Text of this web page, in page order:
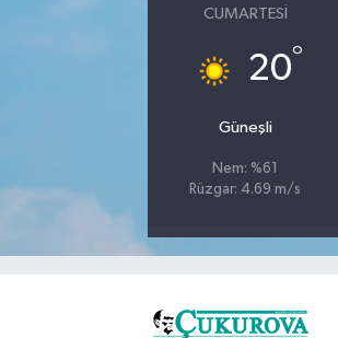
CUMARTESI
20°
Güneşli
Nem: %61
Rüzgar: 4.69 m/s